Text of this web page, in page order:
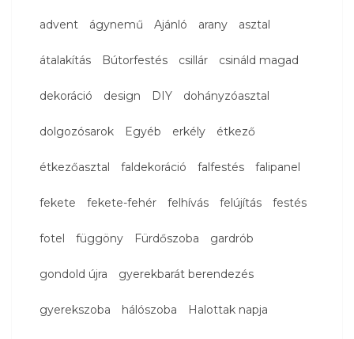
advent ágynemű Ajánló arany asztal
átalakítás Bútorfestés csillár csináld magad
dekoráció design DIY dohányzóasztal
dolgozósarok Egyéb erkély étkező
étkezőasztal faldekoráció falfestés falipanel
fekete fekete-fehér felhívás felújítás festés
fotel függöny Fürdőszoba gardrób
gondold újra gyerekbarát berendezés
gyerekszoba hálószoba Halottak napja